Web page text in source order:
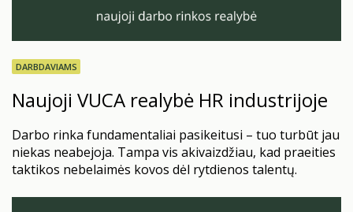
DARBDAVIAMS
Naujoji VUCA realybė HR industrijoje
Darbo rinka fundamentaliai pasikeitusi – tuo turbūt jau
niekas neabejoja. Tampa vis akivaizdžiau, kad praeities
taktikos nebelaimės kovos dėl rytdienos talentų.